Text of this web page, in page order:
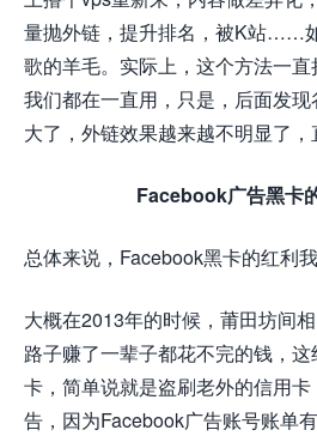
量抛外链，提升排名，被K站……
歌的羊毛。实际上，这个方法一直
我们都在一直用，只是，后面发
大了，外链效果越来越不明显了，
Facebook广告黑卡
总体来说，Facebook黑卡的红利我
大概在2013年的时候，莆田坊间
路子赚了一辈子都花不完的钱，
卡，简单说就是盗刷老外的信用
告，因为Facebook广告账号账单